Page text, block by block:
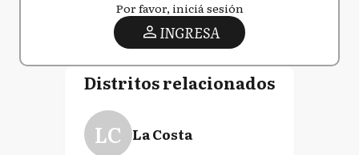
Por favor, iniciá sesión
INGRESA
Distritos relacionados
LC La Costa